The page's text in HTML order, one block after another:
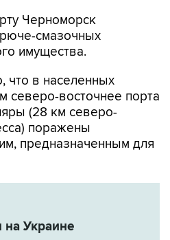
Черноморск
смазочных
имущества.
что в населенных
северо-восточнее порта
(28 км северо-
поражены
предназначенным для
Украине